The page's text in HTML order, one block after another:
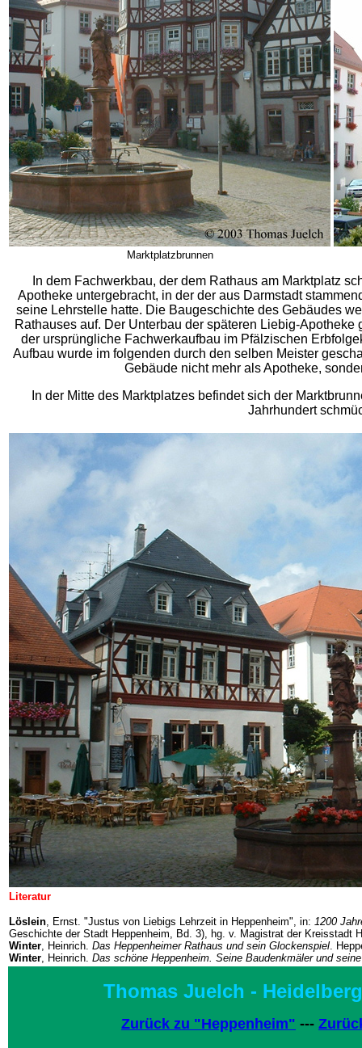
Marktplatzbrunnen
In dem Fachwerkbau, der dem Rathaus am Marktplatz
Apotheke untergebracht, in der der aus Darmstadt
seine Lehrstelle hatte. Die Baugeschichte des Gebäudes
Rathauses auf. Der Unterbau der späteren Liebig-
der ursprüngliche Fachwerkaufbau im Pfälzischen
Aufbau wurde im folgenden durch den selben Meister
Gebäude nicht mehr als Apotheke,
In der Mitte des Marktplatzes befindet sich der
Jahrhundert
Literatur
Löslein, Ernst. "Justus von Liebigs Lehrzeit in Heppenheim", in: 1200
Geschichte der Stadt Heppenheim, Bd. 3), hg. v. Magistrat der Kreisstadt
Winter, Heinrich. Das Heppenheimer Rathaus und sein Glockenspiel.
Winter, Heinrich. Das schöne Heppenheim. Seine Baudenkmäler und
Thomas Juelch -
Zurück zu "Heppenheim" ---